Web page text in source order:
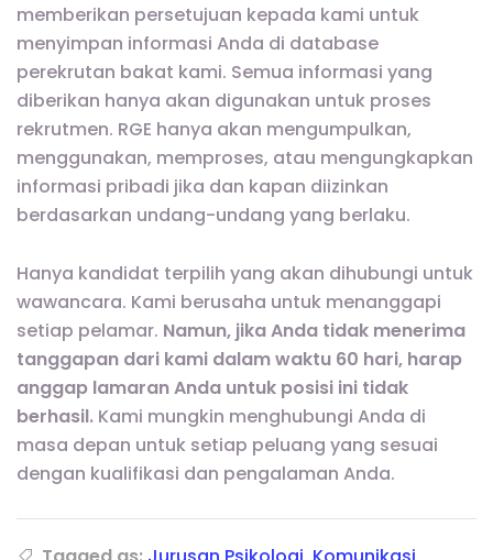
memberikan persetujuan kepada kami untuk
menyimpan informasi Anda di database
perekrutan bakat kami. Semua informasi yang
diberikan hanya akan digunakan untuk proses
rekrutmen. RGE hanya akan mengumpulkan,
menggunakan, memproses, atau mengungkapkan
informasi pribadi jika dan kapan diizinkan
berdasarkan undang-undang yang berlaku.
Hanya kandidat terpilih yang akan dihubungi untuk
wawancara. Kami berusaha untuk menanggapi
setiap pelamar. Namun, jika Anda tidak menerima
tanggapan dari kami dalam waktu 60 hari, harap
anggap lamaran Anda untuk posisi ini tidak
berhasil. Kami mungkin menghubungi Anda di
masa depan untuk setiap peluang yang sesuai
dengan kualifikasi dan pengalaman Anda.